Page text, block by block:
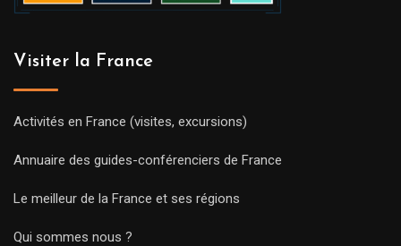
Visiter la France
Activités en France (visites, excursions)
Annuaire des guides-conférenciers de France
Le meilleur de la France et ses régions
Qui sommes nous ?